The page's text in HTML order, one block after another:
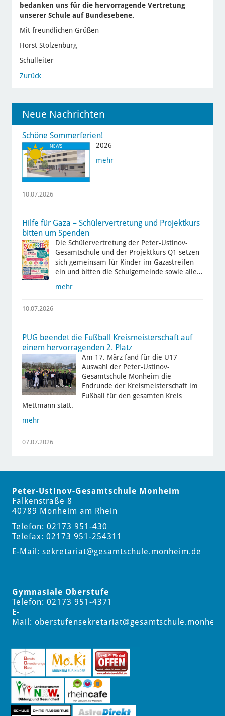
bedanken uns für die hervorragende Vertretung
unserer Schule auf Bundesebene.
Mit freundlichen Grüßen
Horst Stolzenburg
Schulleiter
Zurück
Neue Nachrichten
Schöne Sommerferien!
2026
mehr
10.07.2026
Hilfe für Gaza – Schülervertretung und Projektkurs
bitten um Spenden
Die Schülervertretung der Peter-Ustinov-
Gesamtschule und der Projektkurs Q1 setzen
sich gemeinsam für Kinder im Gazastreifen
ein und bitten die Schulgemeinde sowie alle…
mehr
10.07.2026
PUG beendet die Fußball Kreismeisterschaft auf
einem hervorragenden 2. Platz
Am 17. März fand für die U17
Auswahl der Peter-Ustinov-
Gesamtschule Monheim die
Endrunde der Kreismeisterschaft im
Fußball für den gesamten Kreis
Mettmann statt.
mehr
07.07.2026
Peter-Ustinov-Gesamtschule Monheim
Falkenstraße 8
40789 Monheim am Rhein
Telefon: 02173 951-430
Telefax: 02173 951-254311
E-Mail: sekretariat@gesamtschule.monheim.de
Gymnasiale Oberstufe
Telefon: 02173 951-4371
E-
Mail: oberstufensekretariat